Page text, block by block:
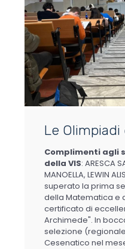
Le
Complimenti agli
della VIS: ARESCA
MANOELLA, LEWIN
superato la prima
della Matematica e
certificato di
Archimede". In
selezione
Cesenatico nel